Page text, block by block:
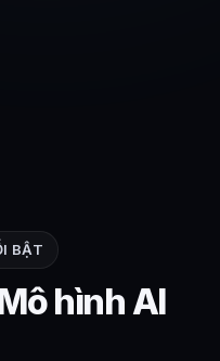
BẬT
hình AI